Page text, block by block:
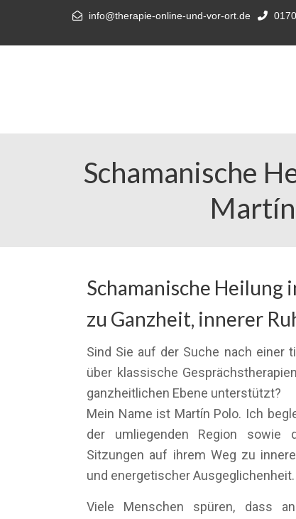
info@therapie-online-und-vor-ort.de
Schamanische
Martín
Schamanische Heilung
zu Ganzheit, innerer
Sind Sie auf der Suche nach einer
über klassische
ganzheitlichen Ebene unterstützt?
Mein Name ist Martín Polo. Ich
der umliegenden Region sowie
Sitzungen auf ihrem Weg zu
und energetischer Ausgeglichenheit.
Viele Menschen spüren, dass